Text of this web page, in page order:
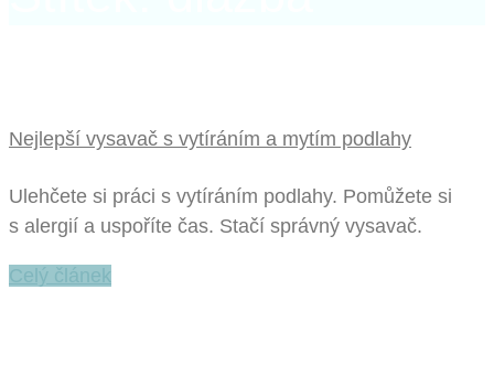
Nejlepší vysavač s vytíráním a mytím podlahy
Ulehčete si práci s vytíráním podlahy. Pomůžete si
s alergií a uspoříte čas. Stačí správný vysavač.
Celý článek